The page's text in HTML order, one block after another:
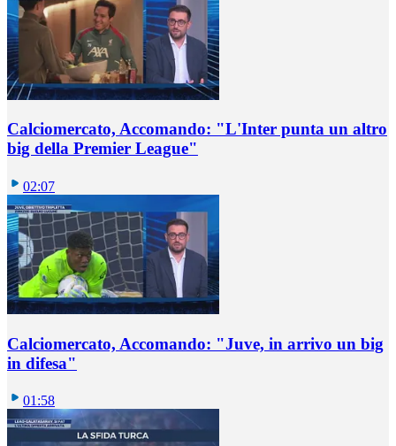
Calciomercato, Accomando: "L'Inter punta un altro
big della Premier League"
02:07
Calciomercato, Accomando: "Juve, in arrivo un big
in difesa"
01:58